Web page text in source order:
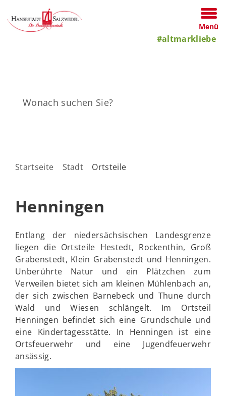
Menü
#altmarkliebe
Startseite Stadt Ortsteile
Henningen
Entlang der niedersächsischen Landesgrenze
liegen die Ortsteile Hestedt, Rockenthin, Groß
Grabenstedt, Klein Grabenstedt und Henningen.
Unberührte Natur und ein Plätzchen zum
Verweilen bietet sich am kleinen Mühlenbach an,
der sich zwischen Barnebeck und Thune durch
Wald und Wiesen schlängelt. Im Ortsteil
Henningen befindet sich eine Grundschule und
eine Kindertagesstätte. In Henningen ist eine
Ortsfeuerwehr und eine Jugendfeuerwehr
ansässig.